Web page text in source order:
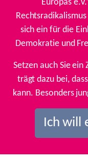
Europas
sich ein für die
Demokratie und
Setzen auch Sie ein
trägt dazu bei,
kann. Besonders
Ich will